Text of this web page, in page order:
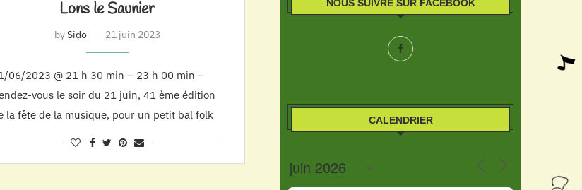
Lons le Saunier
bySido 21 juin 2023
06/2023 @ 21 h 30 min – 23 h 00 min –
vous le soir du 21 juin, 41 ème édition
la fête de la musique, pour un petit bal folk
NOUS SUIVRE SUR FACEBOOK
CALENDRIER